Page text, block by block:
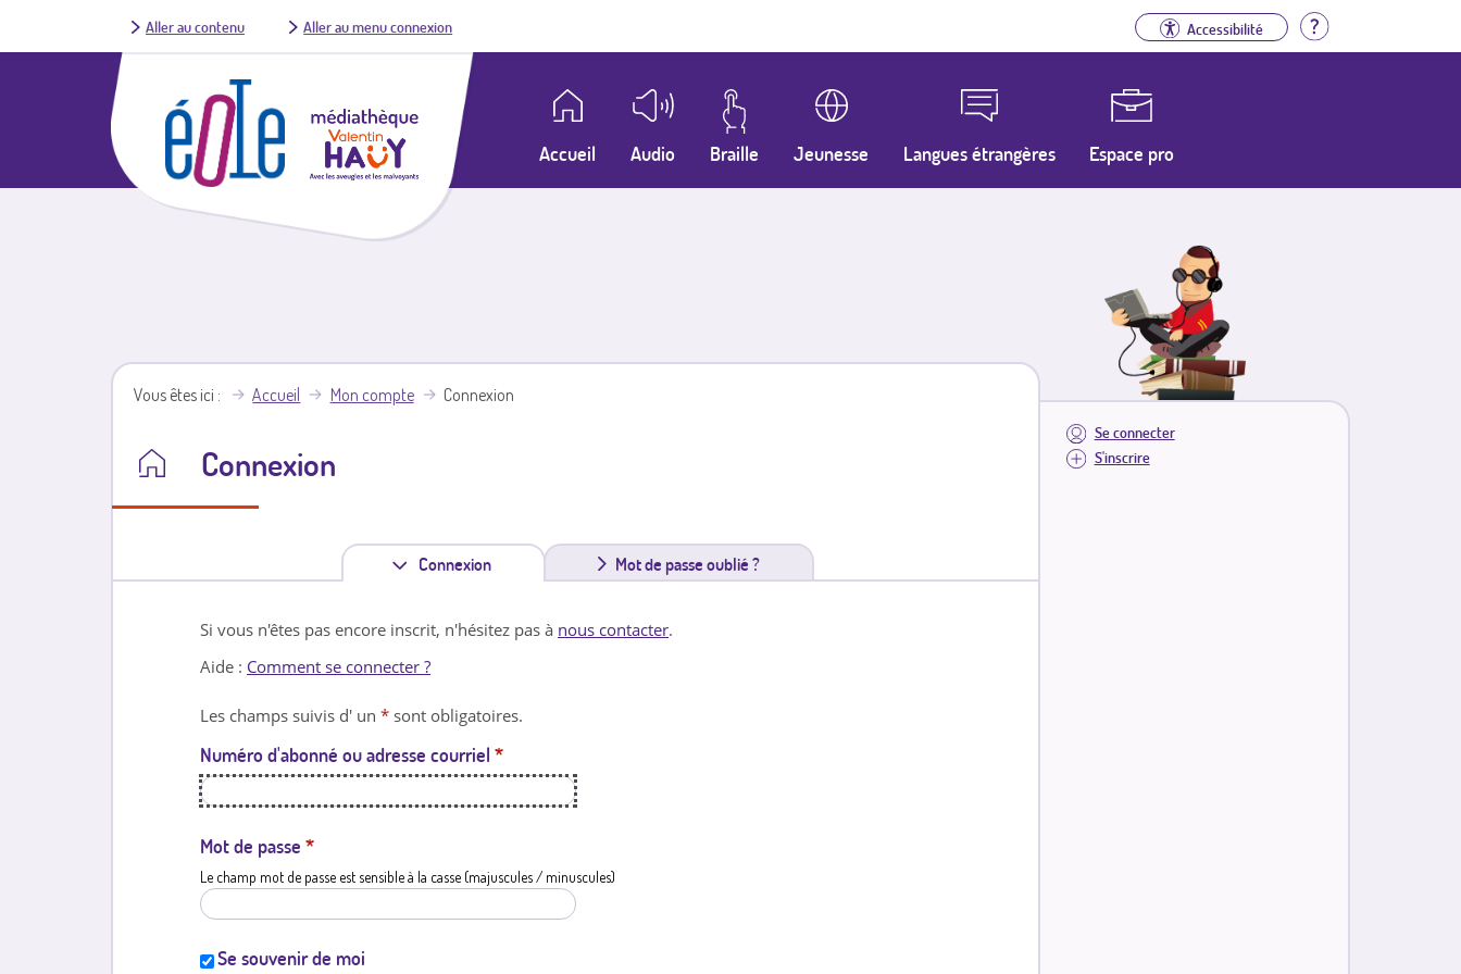
Aller au contenu Aller au menu connexion Accessibilité Aide
Accueil Audio Braille Jeunesse Langues étrangères Espace pro
Se connecter
S'inscrire
Vous êtes ici Accueil Mon compte Connexion
Connexion
Connexion
n
l
e
Mot de passe oublié ?
Si vous n'êtes pas encore inscrit, n'hésitez pas à nous contacter.
Aide : Comment se connecter ?
Les champs suivis d' un * sont obligatoires.
Numéro d'abonné ou adresse courriel *
Mot de passe *
Le champ mot de passe est sensible à la casse (majuscules / minuscules)
Se souvenir de moi